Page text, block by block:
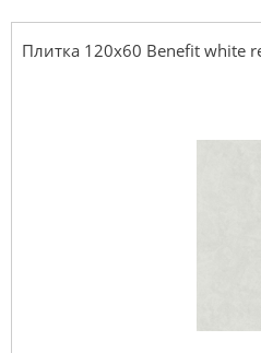
Плитка 120x60 Benefit white